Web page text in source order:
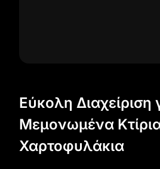
Εύκολη Διαχείριση
Μεμονωμένα
Χαρτοφυλάκια